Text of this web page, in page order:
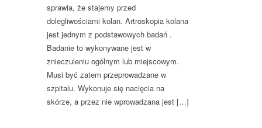
sprawia, że stajemy przed
dolegliwościami kolan. Artroskopia kolana
jest jednym z podstawowych badań .
Badanie to wykonywane jest w
znieczuleniu ogólnym lub miejscowym.
Musi być zatem przeprowadzane w
szpitalu. Wykonuje się nacięcia na
skórze, a przez nie wprowadzana jest […]